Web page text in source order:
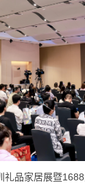
品家居展暨